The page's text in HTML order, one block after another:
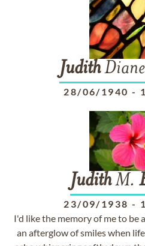
JudithDiane
28/06/1940 -
JudithM.
23/09/1938 -
I'd like the memory of me to be
an afterglow of smiles when